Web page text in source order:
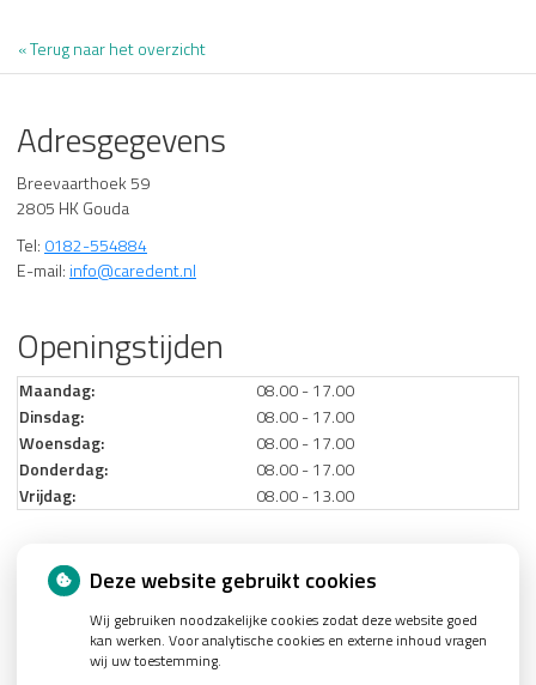
« Terug naar het overzicht
Adresgegevens
Breevaarthoek 59
2805 HK Gouda
Tel: 0182-554884
E-mail: info@caredent.nl
Openingstijden
Maandag:
08.00 - 17.00
Dinsdag:
08.00 - 17.00
Woensdag:
08.00 - 17.00
Donderdag:
08.00 - 17.00
Vrijdag:
08.00 - 13.00
Nieuws
Let op: valse Infomedics-mails over openstaande rekening
Tanden bleken? Laat het veilig doen!
Deze website gebruikt cookies
Wij gebruiken noodzakelijke cookies zodat deze website goed
kan werken. Voor analytische cookies en externe inhoud vragen
wij uw toestemming.